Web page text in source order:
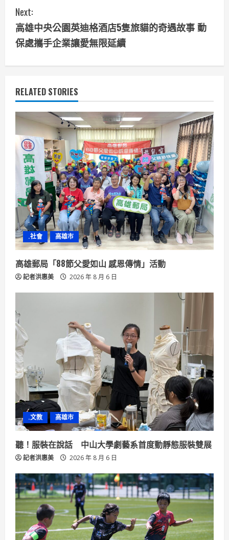
t
i
n
u
e
R
e
d
i
n
g
Next:
高雄中央公園英迪格酒店5隻旅貓的奇遇故事 動
保處攜手企業讓愛無限延續
RELATED STORIES
.社會 高雄市
高雄郵局「88節父愛如山 感恩傳情」活動
記者洪惠美 2026 年 8 月 6 日
.文教 高雄市
聽！服裝在說話 中山大學劇藝系首度動靜態服裝雙展
記者洪惠美 2026 年 8 月 6 日